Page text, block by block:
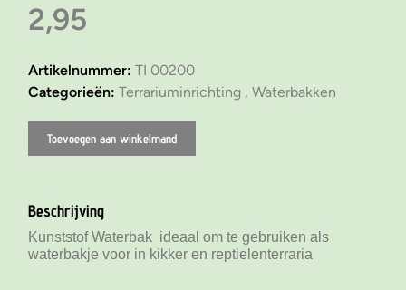
2,95
Artikelnummer: TI 00200
Categorieën: Terrariuminrichting , Waterbakken
Toevoegen aan winkelmand
Beschrijving
Kunststof Waterbak ideaal om te gebruiken als
waterbakje voor in kikker en reptielenterraria